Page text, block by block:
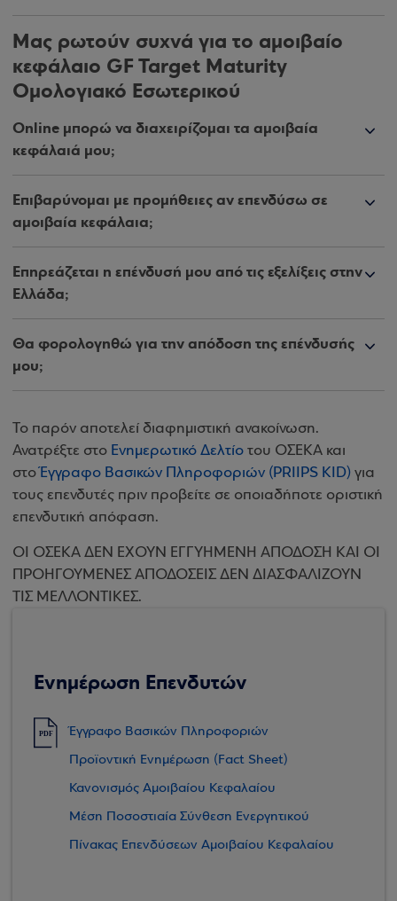
Μας ρωτούν συχνά για το αμοιβαίο
κεφάλαιο GF Target Maturity
Ομολογιακό Εσωτερικού
Online μπορώ να διαχειρίζομαι τα αμοιβαία
κεφάλαιά μου;
Επιβαρύνομαι με προμήθειες αν επενδύσω σε
αμοιβαία κεφάλαια;
Επηρεάζεται η επένδυσή μου από τις εξελίξεις στην
Ελλάδα;
Θα φορολογηθώ για την απόδοση της επένδυσής
μου;
Το παρόν αποτελεί διαφημιστική ανακοίνωση.
Ανατρέξτε στο Ενημερωτικό Δελτίο του ΟΣΕΚΑ και
στοΈγγραφο Βασικών Πληροφοριών (PRIIPS KID) για
τους επενδυτές πριν προβείτε σε οποιαδήποτε οριστική
επενδυτική απόφαση.
ΟΙ ΟΣΕΚΑ ΔΕΝ ΕΧΟΥΝ ΕΓΓΥΗΜΕΝΗ ΑΠΟΔΟΣΗ ΚΑΙ ΟΙ
ΠΡΟΗΓΟΥΜΕΝΕΣ ΑΠΟΔΟΣΕΙΣ ΔΕΝ ΔΙΑΣΦΑΛΙΖΟΥΝ
ΤΙΣ ΜΕΛΛΟΝΤΙΚΕΣ.
Ενημέρωση Επενδυτών
PDF
Έγγραφο Βασικών Πληροφοριών
Προϊοντική Ενημέρωση (Fact Sheet)
Κανονισμός Αμοιβαίου Κεφαλαίου
Μέση Ποσοστιαία Σύνθεση Ενεργητικού
Πίνακας Επενδύσεων Αμοιβαίου Κεφαλαίου